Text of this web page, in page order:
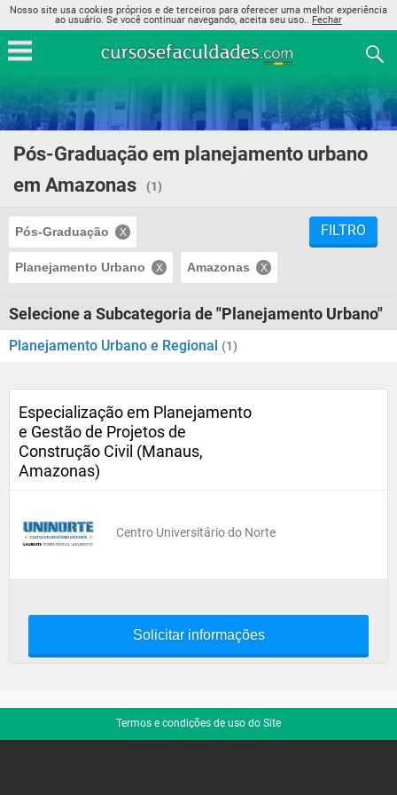
Nosso site usa cookies próprios e de terceiros para oferecer uma melhor experiência
ao usuário. Se você continuar navegando, aceita seu uso.. Fechar
Pós-Graduação em planejamento urbano
em Amazonas
(1)
Pós-Graduação
Planejamento Urbano Amazonas
FILTRO
Selecione a Subcategoria de "Planejamento Urbano"
Planejamento Urbano e Regional (1)
Especialização em Planejamento
e Gestão de Projetos de
Construção Civil (Manaus,
Amazonas)
Centro Universitário do Norte
Solicitar informações
Termos e condições de uso do Site